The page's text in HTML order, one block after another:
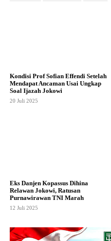
Kondisi Prof Sofian Effendi Setelah
Mendapat Ancaman Usai Ungkap
Soal Ijazah Jokowi
20 Juli 2025
Eks Danjen Kopassus Dihina
Relawan Jokowi, Ratusan
Purnawirawan TNI Marah
12 Juli 2025